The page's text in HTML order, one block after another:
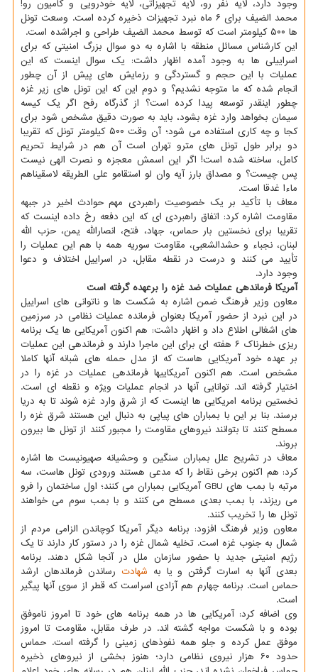
وجود دارد، لایه نفر رو، لایه تجهیزاتی، لایه خودرویی و کامیون رو!
محمد الضیف برای ۶ ماه نبرد تجهیزات ذخیره کرده است. وسعت تونل
ها ۵۰۰ کیلومتر است که توسط محمد الضیف طراحی و اجراشده است.
این کارشناس مسائل منطقه با اشاره به دو سوال بزرگ امنیتی که برای
اسراییلی ها به وجود آمده اظهار داشت: یک سوال اینست که این
عملیات با این حجم و گستردگی و رزمایش های پیش از آن چطور
انجام شده که ما متوجه نشدیم؟ و دوم این که این تونل های زیر غزه
چطور اینقدر توسعه پیدا کرده است؟ از گذرگاه رفح اگر یک کیسه
سیمان بخواهد وارد غزه بشود، باید به صورت دقیق مشخص شود برای
کجا و چه کاری استفاده می شود؛ آن وقت ۵۰۰ کیلومتر تونل که تقریبا
دو برابر طول تونل های مترو تهران است آن هم در شرایط تحریم
کامل، ساخته شده است! اگر این اسمش معجزه و نصرت الهی نیست
پس چیست؟ و مصداق بارز آیه وان لو استقامو علی الطریقه لاسقیناهم
ماءا غدقا است.
معاف با تأکید بر یک خصوصیت راهبردی مهم حوادث اخیر در جبهه
مقاومت اشاره کرد: اتفاق راهبردی ای که این دفعه رخ داده اینست که
تقریبا برای نخستین بار حماس، جهاد، فتح، انصارالله یمن، حزب الله
لبنان، نجباء و حشدالشعبی، مقاومت سوریه همه با هم این عملیات را
تأیید می کنند و درست در نقطه مقابل، در اسراییل اختلاف و دعوا
وجود دارد.
آمریکا فرماندهی عملیات ضد غزه را برعهده گرفته است
معاون وزیر فرهنگ ضمن اشاره به شکست ها و ناتوانی های اسراییل
در این نبرد از حضور آمریکا بعنوان فرمانده عملیات نظامی در سرزمین
های اشغالی اطلاع داد و اظهار داشت: هم اکنون آمریکایی ها یک برنامه
ریزی خطرناک ۶ هفته ای برای این ماجرا دارند و فرماندهی این عملیات
بر عهده خود آمریکایی هاست که از مدل حمله های شبانه آنها کاملا
مشخص است. هم اکنون آمریکاییها فرماندهی عملیات در غزه را در
اختیار گرفته اند. توانایی آنها در انجام عملیات ویژه و نقطه ای است.
نخستین برنامه امریکایی ها اینست که از شرق وارد غزه شوند تا به دریا
برسند. بنا بر این با بمباران های پیاپی به دنبال این هستند شرق غزه را
مسطح کنند تا بتوانند نیروهای مقاومت را مجبور کنند از تونل ها بیرون
بروند.
معاف در تشریح علل بمباران سنگین و وحشیانه صهیونیست ها اشاره
کرد: هم اکنون برخی نقاط را که مدعی هستند ورودی تونل هاست، سه
مرتبه با بمب های GBU آمریکایی بمباران می کنند؛ اول ساختمان را فرو
می ریزند، با بمب بعدی مسطح می کنند و با بمب سوم می خواهند
تونل ها را تخریب کنند.
معاون وزیر فرهنگ افزود: برنامه دیگر آمریکا کوچاندن الزامی مردم از
شمال به جنوب غزه است. تخلیه شمال غزه را در دستور کار دارند تا یک
رژیم امنیتی جدید با حضور سازمان ملل در آنجا شکل دهند. برنامه
بعدی آنها به اسارت گرفتن و یا به شهادت رساندن فرماندهان ارشد
حماس است. برنامه چهارم هم آزادی اسراست که قطر از سوی آنها پیگیر
است.
وی اضافه کرد: آمریکایی ها در همه برنامه های خود تا امروز ناموفق
بوده و با شکست مواجه گشته اند. در طرف مقابل، مقاومت تا امروز
موفق عمل کرده و جلو همه نفوذهای زمینی را گرفته است. حماس
حدود ۶۰ هزار نیروی نظامی دارد؛ هنوز بخشی از نیروهای ذخیره